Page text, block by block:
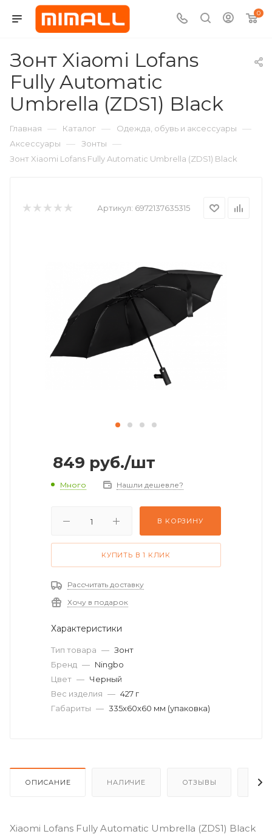
0
Зонт Xiaomi Lofans
Fully Automatic
Umbrella (ZDS1) Black
Главная — Каталог — Одежда, обувь и аксессуары —
Аксессуары — Зонты —
Зонт Xiaomi Lofans Fully Automatic Umbrella (ZDS1) Black
Артикул: 6972137635315
849 руб./шт
Много Нашли дешевле?
В КОРЗИНУ
КУПИТЬ В 1 КЛИК
Рассчитать доставку
Хочу в подарок
Характеристики
Тип товара — Зонт
Бренд — Ningbo
Цвет — Черный
Вес изделия — 427 г
Габариты — 335х60х60 мм (упаковка)
ОПИСАНИЕ НАЛИЧИЕ ОТЗЫВЫ
Xiaomi Lofans Fully Automatic Umbrella (ZDS1) Black